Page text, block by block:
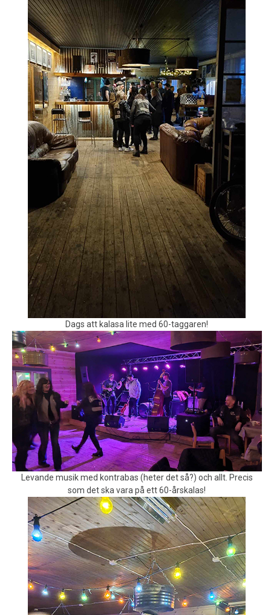
Dags att kalasa lite med 60-taggaren!
Levande musik med kontrabas (heter det så?) och allt. Precis
som det ska vara på ett 60-årskalas!